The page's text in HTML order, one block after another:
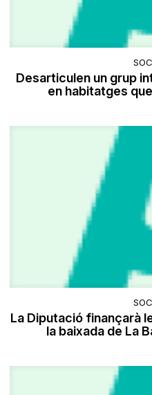
Desarticulen un grup
en habitatges
La Diputació finançarà
la baixada de La